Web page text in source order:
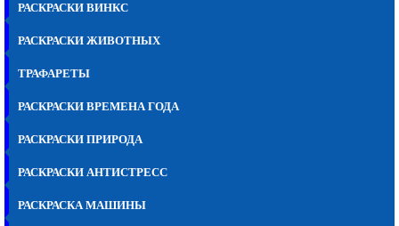
РАСКРАСКИ ВИНКС
РАСКРАСКИ ЖИВОТНЫХ
ТРАФАРЕТЫ
РАСКРАСКИ ВРЕМЕНА ГОДА
РАСКРАСКИ ПРИРОДА
РАСКРАСКИ АНТИСТРЕСС
РАСКРАСКА МАШИНЫ